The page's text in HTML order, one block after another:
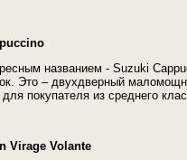
названием - Suzuki
Это – двухдверный
покупателя из среднего
Virage Volante